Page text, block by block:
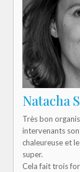
Natacha
Très bon
intervenants
chaleureuse et
super.
Cela fait trois